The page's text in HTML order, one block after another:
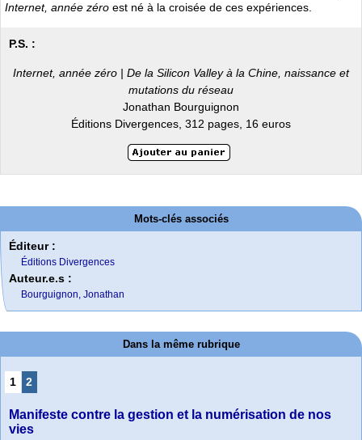
Internet, année zéro est né à la croisée de ces expériences.
P.S. :
Internet, année zéro | De la Silicon Valley à la Chine, naissance et
mutations du réseau
Jonathan Bourguignon
Éditions Divergences, 312 pages, 16 euros
Mots-clés associés
Éditeur :
Éditions Divergences
Auteur.e.s :
Bourguignon, Jonathan
Dans la même rubrique
1 2
Manifeste contre la gestion et la numérisation de nos
vies